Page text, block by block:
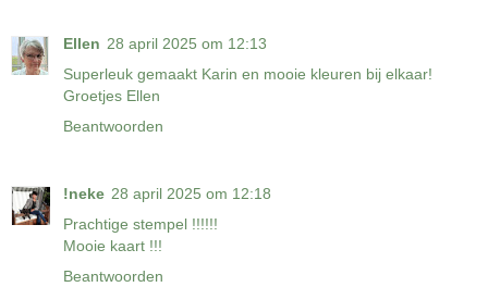
Ellen 28 april 2025 om 12:13
Superleuk gemaakt Karin en mooie kleuren bij elkaar!
Groetjes Ellen
Beantwoorden
!neke 28 april 2025 om 12:18
Prachtige stempel !!!!!!
Mooie kaart !!!
Beantwoorden